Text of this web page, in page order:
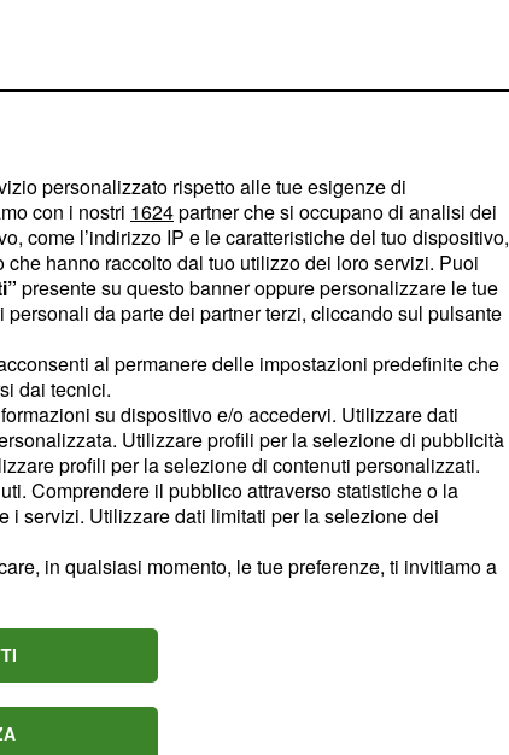
personalizzato rispetto alle tue esigenze di
con i nostri 1624partner che si occupano di analisi dei
come l’indirizzo IP e le caratteristiche del tuo dispositivo,
hanno raccolto dal tuo utilizzo dei loro servizi. Puoi
presente su questo banner oppure personalizzare le tue
da parte dei partner terzi, cliccando sul pulsante
al permanere delle impostazioni predefinite che
dai tecnici.
su dispositivo e/o accedervi. Utilizzare dati
Utilizzare profili per la selezione di pubblicità
profili per la selezione di contenuti personalizzati.
Comprendere il pubblico attraverso statistiche o la
servizi. Utilizzare dati limitati per la selezione dei
in qualsiasi momento, le tue preferenze, ti invitiamo a